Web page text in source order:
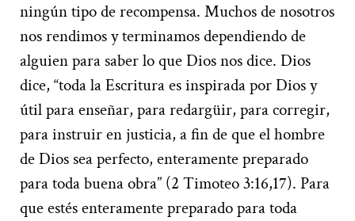
ningún tipo de recompensa. Muchos de nosotros
nos rendimos y terminamos dependiendo de
alguien para saber lo que Dios nos dice. Dios
dice, “toda la Escritura es inspirada por Dios y
útil para enseñar, para redargüir, para corregir,
para instruir en justicia, a fin de que el hombre
de Dios sea perfecto, enteramente preparado
para toda buena obra” (2 Timoteo 3:16,17). Para
que estés enteramente preparado para toda